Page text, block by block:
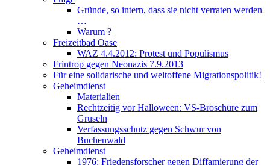
Gründe, so intern, dass sie nicht verraten werden
…
Warum ?
Freizeitbad Oase
WAZ 4.4.2012: Protest und Populismus
Frintrop gegen Neonazis 7.9.2013
Für eine solidarische und weltoffene Migrationspolitik!
Geheimdienst
Materialien
Rechtzeitig vor Halloween: VS-Broschüre zum
Gruseln
Verfassungsschutz gegen Schwur von
Buchenwald
Geheimdienst
1976: Friedensforscher gegen Diffamierung der